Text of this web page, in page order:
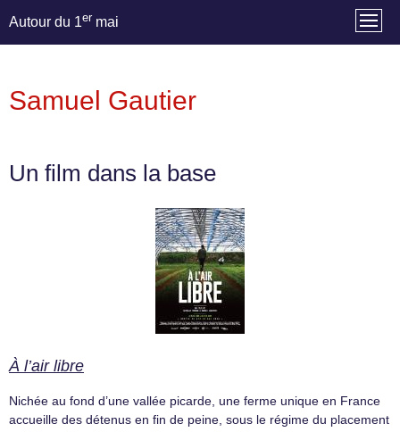
Autour du 1er mai
Samuel Gautier
Un film dans la base
À l’air libre
Nichée au fond d’une vallée picarde, une ferme unique en France
accueille des détenus en fin de peine, sous le régime du placement